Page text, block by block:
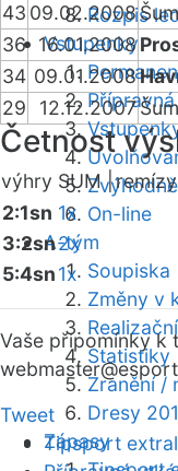
Rozpis
Vstupenky
On-line
A-tým
Soupiska
Změny v
Statistiky
Zranění /
Dresy
Zápasy
43 09.02.2008
36 16.01.2008
34 09.01.2008
29
12.12.2007
Četnost
výhry SUM |
2:1sn 1x
3:2sn2x
5:4sn1x
Vaše připomínky k
webmaster
Tweet
Tipsport